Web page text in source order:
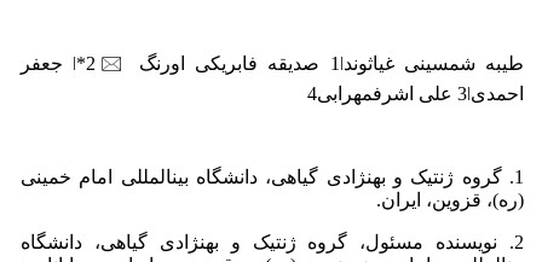
طیبه شمسینی غیاثوند1ǀ صدیقه فابریکی اورنگ 🖂2*ǀ جعفر
احمدی3ǀ علی اشرفمهرابی4
1. گروه ژنتیک و بهنژادی گیاهی، دانشگاه بینالمللی امام خمینی
(ره)، قزوین، ایران.
2. نویسنده مسئول، گروه ژنتیک و بهنژادی گیاهی، دانشگاه